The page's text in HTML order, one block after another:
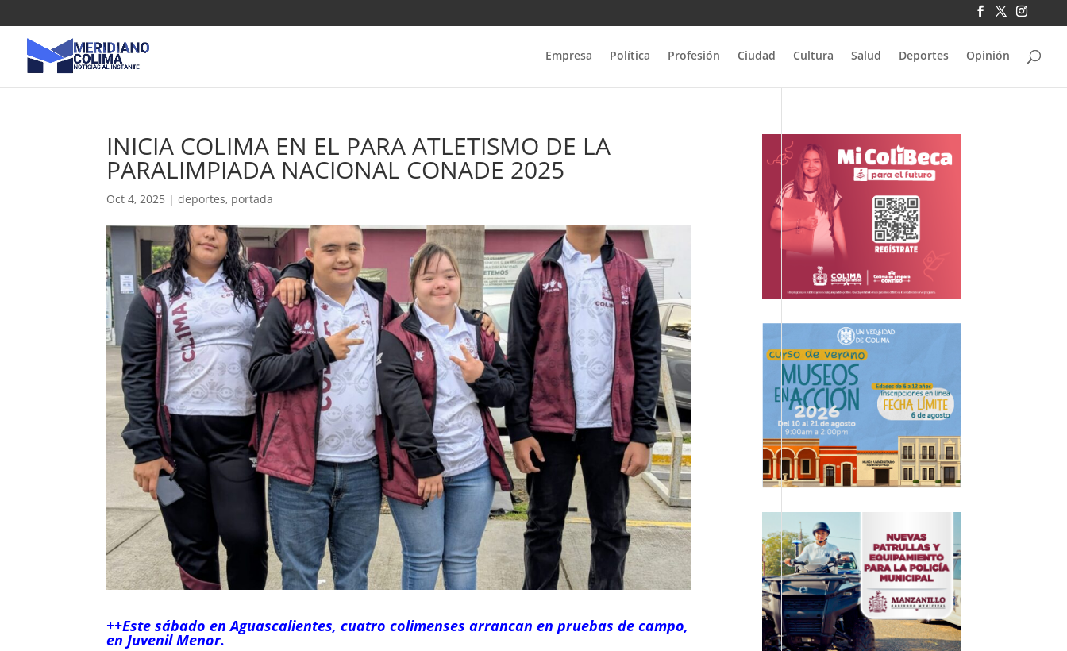
Empresa Política Profesión Ciudad Cultura Salud Deportes Opinión
INICIA COLIMA EN EL PARA ATLETISMO DE LA
PARALIMPIADA NACIONAL CONADE 2025
Oct 4, 2025 |deportes, portada
++Este sábado en Aguascalientes, cuatro colimenses arrancan en pruebas de campo,
en Juvenil Menor.